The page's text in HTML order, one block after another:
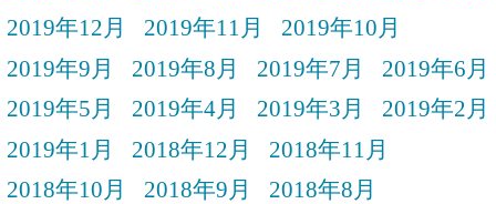
2019年12月
2019年11月
2019年10月
2019年9月
2019年8月 2019年7月
2019年6月
2019年5月
2019年4月 2019年3月
2019年2月
2019年1月
2018年12月
2018年11月
2018年10月
2018年9月
2018年8月